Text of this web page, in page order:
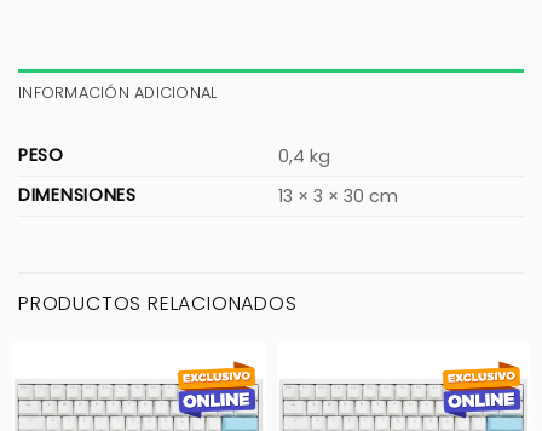
INFORMACIÓN ADICIONAL
PESO
0,4 kg
DIMENSIONES
13 × 3 × 30 cm
PRODUCTOS RELACIONADOS